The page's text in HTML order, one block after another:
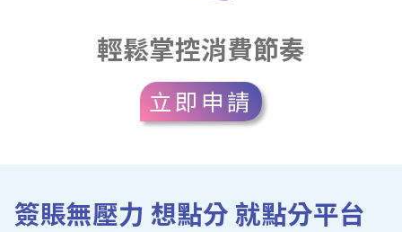
輕鬆掌控消費節奏
立即申請
簽賬無壓力 想點分 就點分平台